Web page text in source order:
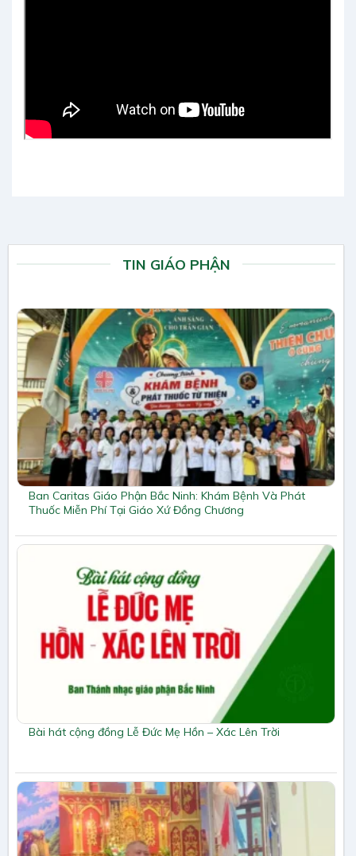
TIN GIÁO PHẬN
Ban Caritas Giáo Phận Bắc Ninh: Khám Bệnh Và Phát
Thuốc Miễn Phí Tại Giáo Xứ Đồng Chương
Bài hát cộng đồng Lễ Đức Mẹ Hồn – Xác Lên Trời